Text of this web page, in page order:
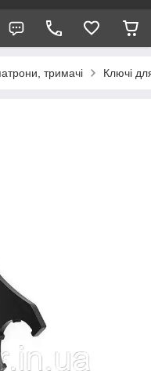
тримачі Ключі